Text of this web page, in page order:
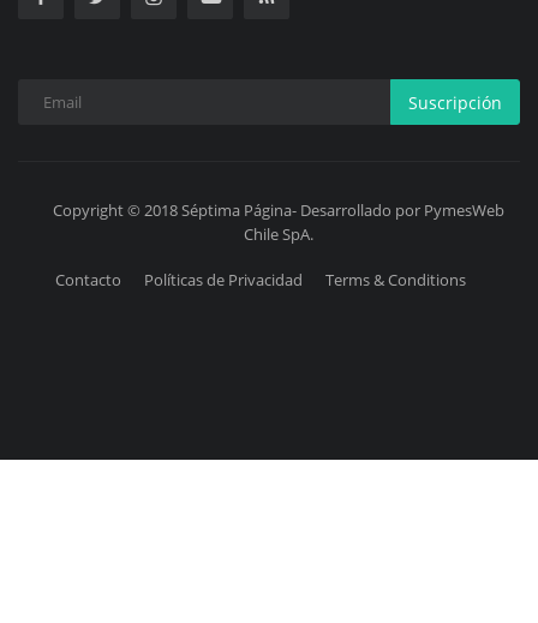
Suscripción
Copyright © 2018 Séptima Página- Desarrollado por PymesWeb
Chile SpA.
Contacto Políticas de Privacidad Terms & Conditions